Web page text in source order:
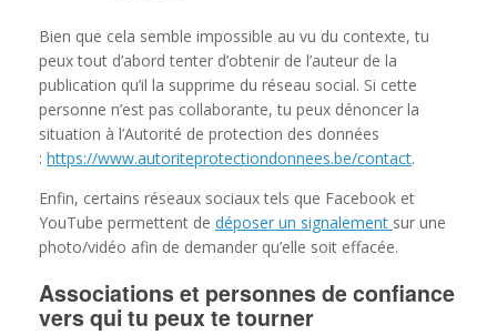
Bien que cela semble impossible au vu du contexte, tu
peux tout d’abord tenter d’obtenir de l’auteur de la
publication qu’il la supprime du réseau social. Si cette
personne n’est pas collaborante, tu peux dénoncer la
situation à l’Autorité de protection des données
: https://www.autoriteprotectiondonnees.be/contact.
Enfin, certains réseaux sociaux tels que Facebook et
YouTube permettent de déposer un signalement sur une
photo/vidéo afin de demander qu’elle soit effacée.
Associations et personnes de confiance
vers qui tu peux te tourner